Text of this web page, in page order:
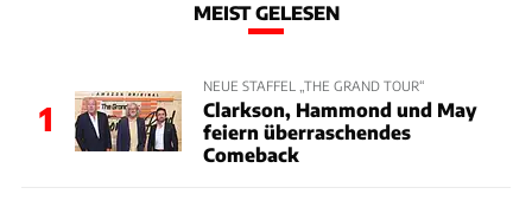
MEIST GELESEN
1
NEUE STAFFEL „THE GRAND TOUR“
Clarkson, Hammond und May
feiern überraschendes
Comeback